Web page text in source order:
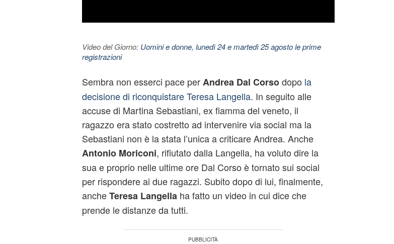
Video del Giorno: Uomini e donne, lunedì 24 e martedì 25 agosto le prime
registrazioni
Sembra non esserci pace perAndrea Dal Corsodopo la
decisione di riconquistare Teresa Langella. In seguito alle
accuse di Martina Sebastiani, ex fiamma del veneto, il
ragazzo era stato costretto ad intervenire via social ma la
Sebastiani non è la stata l’unica a criticare Andrea. Anche
Antonio Moriconi, rifiutato dalla Langella, ha voluto dire la
sua e proprio nelle ultime ore Dal Corso è tornato sui social
per rispondere ai due ragazzi. Subito dopo di lui, finalmente,
ancheTeresa Langella ha fatto un video in cui dice che
prende le distanze da tutti.